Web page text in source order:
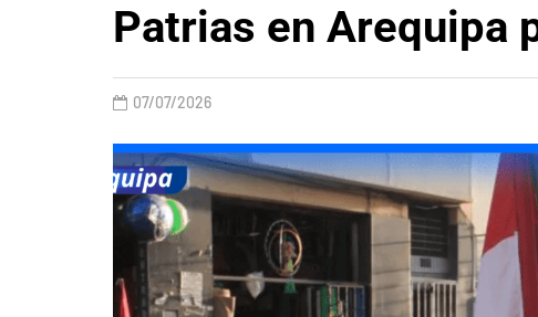
Patrias en Arequipa
07/07/2026